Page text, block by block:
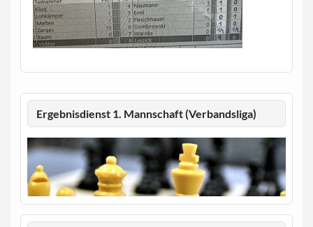
Ergebnisdienst 1. Mannschaft (Verbandsliga)